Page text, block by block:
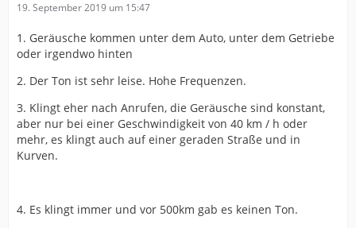
19. September 2019 um 15:47
1. Geräusche kommen unter dem Auto, unter dem Getriebe
oder irgendwo hinten
2. Der Ton ist sehr leise. Hohe Frequenzen.
3. Klingt eher nach Anrufen, die Geräusche sind konstant,
aber nur bei einer Geschwindigkeit von 40 km / h oder
mehr, es klingt auch auf einer geraden Straße und in
Kurven.
4. Es klingt immer und vor 500km gab es keinen Ton.